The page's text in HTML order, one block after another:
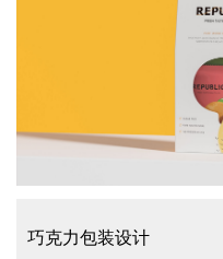
巧克力包装设计